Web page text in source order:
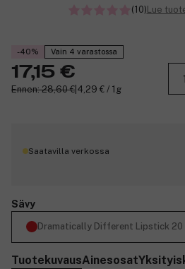
(10)Lue
-40% Vain 4 varastossa
17,15 €
Ennen: 28,60 € 4,29 € / 1g
Saatavilla verkossa
Sävy
Dramatically Different Lipstick 20
TuotekuvausAinesosat